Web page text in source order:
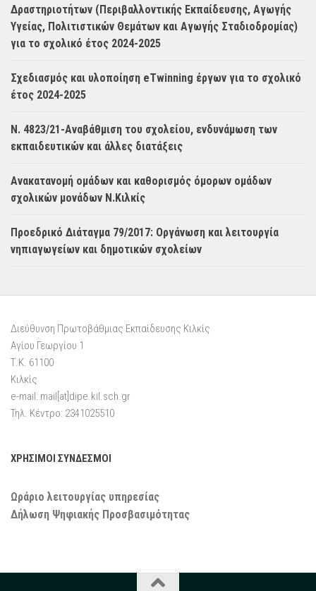
Δραστηριοτήτων (Περιβαλλοντικής Εκπαίδευσης, Αγωγής
Υγείας, Πολιτιστικών Θεμάτων και Αγωγής Σταδιοδρομίας)
για το σχολικό έτος 2024-2025
Σχεδιασμός και υλοποίηση eTwinning έργων για το σχολικό
έτος 2024-2025
Ν. 4823/21-Αναβάθμιση του σχολείου, ενδυνάμωση των
εκπαιδευτικών και άλλες διατάξεις
Ανακατανομή ομάδων και καθορισμός όμορων ομάδων
σχολικών μονάδων Ν.Κιλκίς
Προεδρικό Διάταγμα 79/2017: Οργάνωση και λειτουργία
νηπιαγωγείων και δημοτικών σχολείων
Διεύθυνση Πρωτοβάθμιας Εκπαίδευσης Κιλκίς
Αγίου Γεωργίου 1
Τ.Κ. 61100
Κιλκίς
e-mail: mail[at]dipe.kil.sch.gr
Τηλ. Κέντρο: 2341025510
ΧΡΗΣΙΜΟΙ ΣΥΝΔΕΣΜΟΙ
Ωράριο λειτουργίας υπηρεσίας
Δήλωση Ψηφιακής Προσβασιμότητας